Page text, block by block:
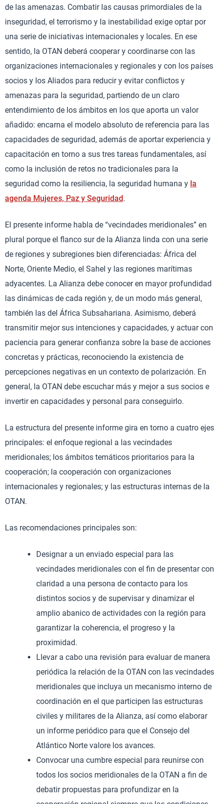
de las amenazas. Combatir las causas primordiales de la
inseguridad, el terrorismo y la inestabilidad exige optar por
una serie de iniciativas internacionales y locales. En ese
sentido, la OTAN deberá cooperar y coordinarse con las
organizaciones internacionales y regionales y con los países
socios y los Aliados para reducir y evitar conflictos y
amenazas para la seguridad, partiendo de un claro
entendimiento de los ámbitos en los que aporta un valor
añadido: encarna el modelo absoluto de referencia para las
capacidades de seguridad, además de aportar experiencia y
capacitación en torno a sus tres tareas fundamentales, así
como la inclusión de retos no tradicionales para la
seguridad como la resiliencia, la seguridad humana y la
agenda Mujeres, Paz y Seguridad.
El presente informe habla de “vecindades meridionales” en
plural porque el flanco sur de la Alianza linda con una serie
de regiones y subregiones bien diferenciadas: África del
Norte, Oriente Medio, el Sahel y las regiones marítimas
adyacentes. La Alianza debe conocer en mayor profundidad
las dinámicas de cada región y, de un modo más general,
también las del África Subsahariana. Asimismo, deberá
transmitir mejor sus intenciones y capacidades, y actuar con
paciencia para generar confianza sobre la base de acciones
concretas y prácticas, reconociendo la existencia de
percepciones negativas en un contexto de polarización. En
general, la OTAN debe escuchar más y mejor a sus socios e
invertir en capacidades y personal para conseguirlo.
La estructura del presente informe gira en torno a cuatro ejes
principales: el enfoque regional a las vecindades
meridionales; los ámbitos temáticos prioritarios para la
cooperación; la cooperación con organizaciones
internacionales y regionales; y las estructuras internas de la
OTAN.
Las recomendaciones principales son:
Designar a un enviado especial para las
vecindades meridionales con el fin de presentar con
claridad a una persona de contacto para los
distintos socios y de supervisar y dinamizar el
amplio abanico de actividades con la región para
garantizar la coherencia, el progreso y la
proximidad.
Llevar a cabo una revisión para evaluar de manera
periódica la relación de la OTAN con las vecindades
meridionales que incluya un mecanismo interno de
coordinación en el que participen las estructuras
civiles y militares de la Alianza, así como elaborar
un informe periódico para que el Consejo del
Atlántico Norte valore los avances.
Convocar una cumbre especial para reunirse con
todos los socios meridionales de la OTAN a fin de
debatir propuestas para profundizar en la